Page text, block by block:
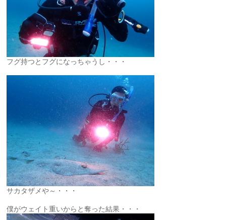
フグ持つとフグになっちゃうし・・・
サカタザメや～・・・
僕がウェイト重いからと奪った結果・・・